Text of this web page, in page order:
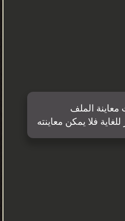
الرحلة إلى طلب العلم وشأنه في ذلك شأن
مدارج العلم والمعرفة فاتجه نحو العراق
إليه وعاد إلى دمشق بعد سنة قاصدا
سمع ممن لقي من العلماء وحدث بمكة